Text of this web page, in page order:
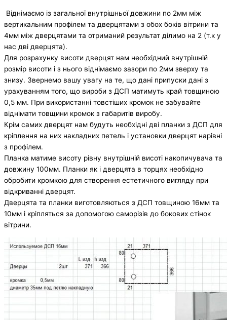
Віднімаємо із загальної внутрішньої довжини по 2мм між
вертикальним профілем та дверцятами з обох боків вітрини та
4мм між дверцятами та отриманий результат ділимо на 2 (т.к у
нас дві дверцята).
Для розрахунку висоти дверцят нам необхідний внутрішній
розмір висоти і з нього віднімаємо зазори по 2мм зверху та
знизу. Звернемо вашу увагу на те, що дані припуски дані з
урахуванням того, що вироби з ДСП матимуть край товщиною
0,5 мм. При використанні товстіших кромок не забувайте
віднімати товщини кромок з габаритів виробу.
Крім самих дверцят нам будуть необхідні дві планки з ДСП для
кріплення на них накладних петель і установки дверцят нарівні
з профілем.
Планка матиме висоту рівну внутрішній висоті накопичувача та
довжину 100мм. Планки як і дверцята в торцях необхідно
обробити кромкою для створення естетичного вигляду при
відкриванні дверцят.
Дверцята та планки виготовляються з ДСП товщиною 16мм та
10мм і кріпляться за допомогою саморізів до бокових стінок
вітрини.